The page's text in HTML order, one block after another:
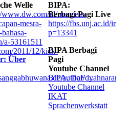
2011/12/kick-
Welle
www.dw.com/id/mencela-
mesra-
a-53161511
Über
author/
BIPA:
Berbagi Pagi Live
https://fbs.unj.ac.id/
p=13341
BIPA Berbagi
Pagi
Youtube Channel
BIPA, DaF ...
Youtube Channel
IKAT
Sprachenwerkstatt